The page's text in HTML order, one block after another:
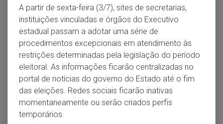
A partir de sexta-feira (3/7), sites de secretarias,
instituições vinculadas e órgãos do Executivo
estadual passam a adotar uma série de
procedimentos excepcionais em atendimento às
restrições determinadas pela legislação do período
eleitoral. As informações ficarão centralizadas no
portal de notícias do governo do Estado até o fim
das eleições. Redes sociais ficarão inativas
momentaneamente ou serão criados perfis
temporários.
A ocupação do território rio-grandense ocorreu em várias
etapas. As reduções jesuíticas, fundadas a partir de 1626,
são considerados os primeiros povoados organizados no
Rio Grande do Sul, além da ocupação original por
indígenas. Por volta de 1640, os jesuítas atravessaram o
rio Uruguai em direção ao território argentino. Cerca de 40
anos depois, retornaram organizando a estrutura
comunitária dos Sete Povos das Missões. Estes se
tornaram centros econômicos importantes, dedicando-se